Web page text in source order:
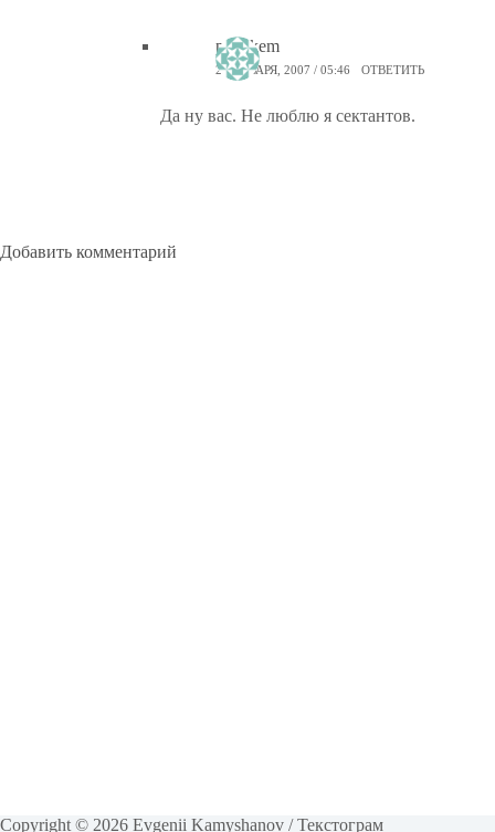
ptiz_kem
22 ЯНВАРЯ, 2007 / 05:46 ОТВЕТИТЬ
Да ну вас. Не люблю я сектантов.
Добавить комментарий
Copyright © 2026 Evgenii Kamyshanov / Текстограм